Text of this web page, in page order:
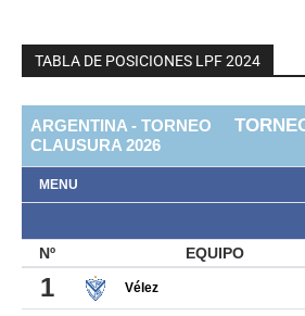
TABLA DE POSICIONES LPF 2024